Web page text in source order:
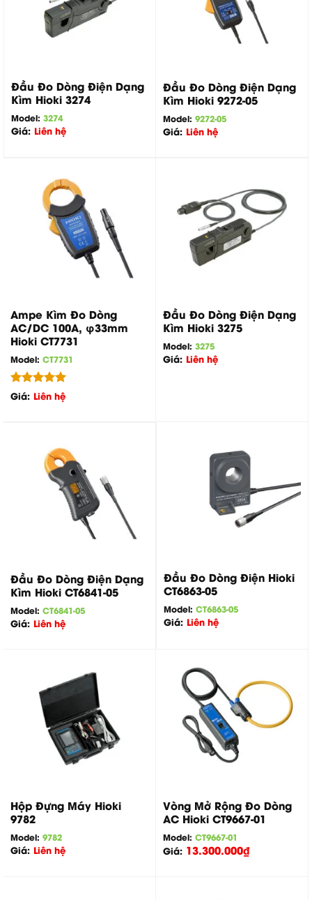
Đầu Đo Dòng Điện Dạng
Kìm Hioki 3274
Model: 3274
Giá: Liên hệ
Đầu Đo Dòng Điện Dạng
Kìm Hioki 9272-05
Model: 9272-05
Giá: Liên hệ
Ampe Kìm Đo Dòng
AC/DC 100A, φ33mm
Hioki CT7731
Model: CT7731
Được xếp
Giá: Liên hệ
Đầu Đo Dòng Điện Dạng
Kìm Hioki 3275
Model: 3275
Giá: Liên hệ
Đầu Đo Dòng Điện Dạng
Kìm Hioki CT6841-05
Model: CT6841-05
Giá: Liên hệ
Đầu Đo Dòng Điện Hioki
CT6863-05
Model: CT6863-05
Giá: Liên hệ
Hộp Đựng Máy Hioki
9782
Model: 9782
Giá: Liên hệ
Vòng Mở Rộng Đo Dòng
AC Hioki CT9667-01
Model: CT9667-01
Giá: 13.300.000₫